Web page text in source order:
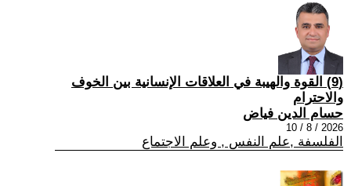
(9) القوة والهيبة في العلاقات الإنسانية بين الخوف
والاحترام
حسام الدين فياض
2026 / 8 / 10
الفلسفة ,علم النفس , وعلم الاجتماع